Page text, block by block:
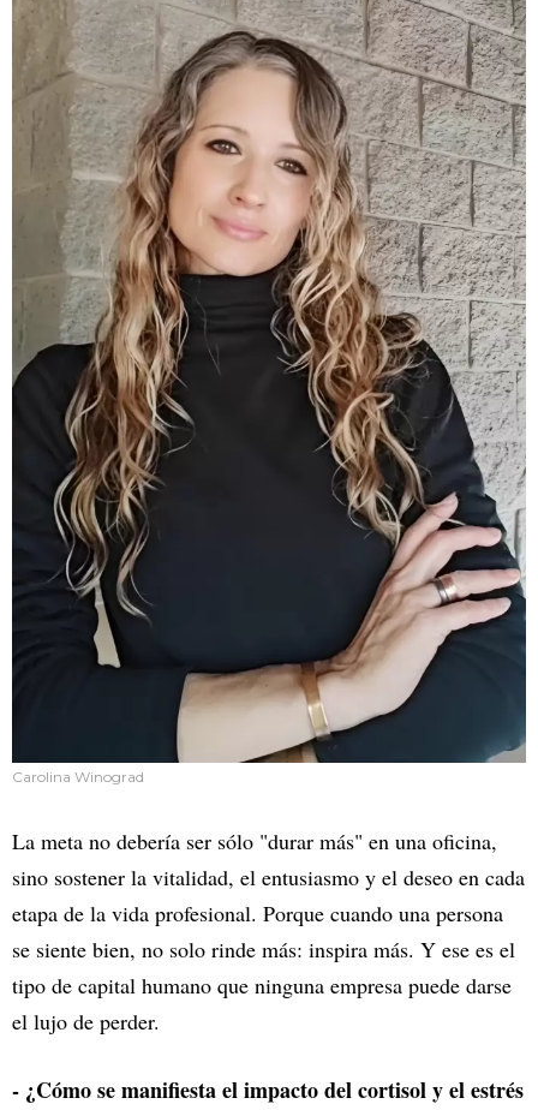
Carolina Winograd
La meta no debería ser sólo "durar más" en una oficina,
sino sostener la vitalidad, el entusiasmo y el deseo en cada
etapa de la vida profesional. Porque cuando una persona
se siente bien, no solo rinde más: inspira más. Y ese es el
tipo de capital humano que ninguna empresa puede darse
el lujo de perder.
- ¿Cómo se manifiesta el impacto del cortisol y el estrés